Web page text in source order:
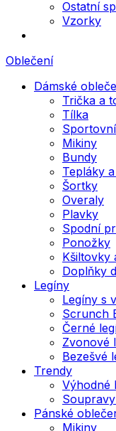
Ostatní
Vzorky
Oblečení
Dámské
Trička a
Tílka
Mikiny
Bundy
Tepláky
Šortky
Overaly
Plavky
Spodní
Ponožky
Kšiltovky
Doplňky
Legíny
Legíny s
Scrunch
Černé
Zvonové
Bezešvé
Trendy
Výhodné
Pánské
Mikiny